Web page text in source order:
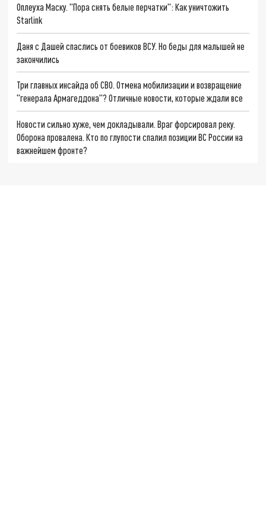
Оплеуха Маску. "Пора снять белые перчатки": Как уничтожить
Starlink
Даня с Дашей спаслись от боевиков ВСУ. Но беды для малышей не
закончились
Три главных инсайда об СВО. Отмена мобилизации и возвращение
"генерала Армагеддона"? Отличные новости, которые ждали все
Новости сильно хуже, чем докладывали. Враг форсировал реку.
Оборона провалена. Кто по глупости спалил позиции ВС России на
важнейшем фронте?